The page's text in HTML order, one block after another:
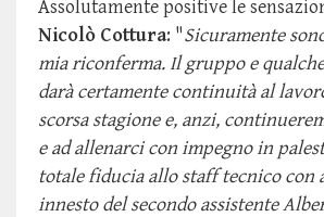
Assolutamente positive le
Nicolò Cottura: "Sicuramente
mia riconferma. Il gruppo e
darà certamente continuità al
scorsa stagione e, anzi,
e ad allenarci con impegno in
totale fiducia allo staff tecnico con
innesto del secondo assistente